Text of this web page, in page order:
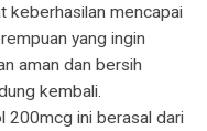
keberhasilan mencapai
yang ingin
aman dan bersih
kembali.
200mcg ini berasal dari